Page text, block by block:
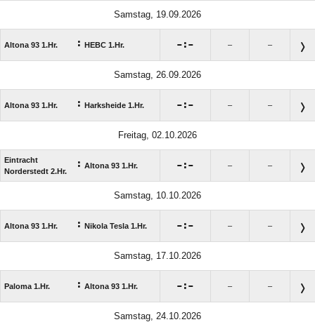
Samstag, 19.09.2026
Altona 93 1.Hr. : HEBC 1.Hr. : – –
Samstag, 26.09.2026
Altona 93 1.Hr. : Harksheide 1.Hr. : – –
Freitag, 02.10.2026
Eintracht
Norderstedt 2.Hr.
: Altona 93 1.Hr. : – –
Samstag, 10.10.2026
Altona 93 1.Hr. : Nikola Tesla 1.Hr. : – –
Samstag, 17.10.2026
Paloma 1.Hr. : Altona 93 1.Hr. : – –
Samstag, 24.10.2026